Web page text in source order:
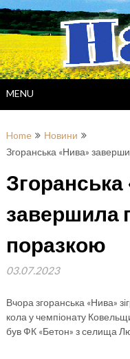
Skip
to
content
MENU
Home
Новини
Згоранська «Нива»
Згоранська
завершила
поразкою
03.07.2023
Вчора згоранська «Нива»
кола у чемпіонату
був ФК «Бетон» з селища